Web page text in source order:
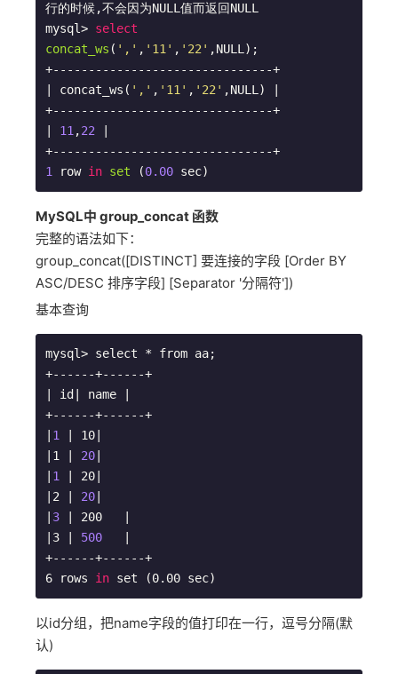
行的时候,不会因为NULL值而返回NULL
mysql> select
concat_ws ( ',' , '11' , '22' ,NULL ) ;
+-------------------------------+
| concat_ws( ',' , '11' , '22' ,NULL) |
+-------------------------------+
11 ,22
1
row in set (0.00 sec
MySQL中 group_concat 函数
完整的语法如下：
group_concat([DISTINCT] 要连接的字段 [Order BY
ASC/DESC 排序字段] [Separator '分隔符'])
基本查询
mysql> select * from aa;
| id|
name
+------+------+
1
| 10|
|1 |
20
1
| 20|
|2 |
20
3
| 200   |
|3 |
500
+------+------+
6 rows in
以id分组，把name字段的值打印在一行，逗号分隔(默
认)